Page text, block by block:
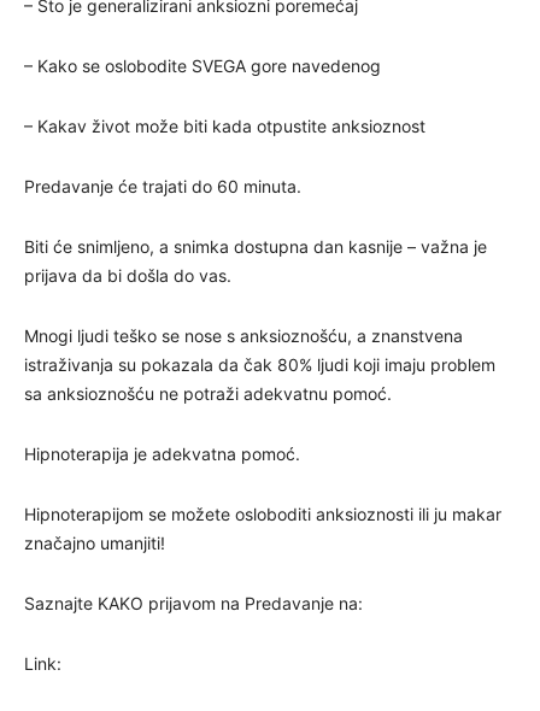
– Što je generalizirani anksiozni poremećaj
– Kako se oslobodite SVEGA gore navedenog
– Kakav život može biti kada otpustite anksioznost
Predavanje će trajati do 60 minuta.
Biti će snimljeno, a snimka dostupna dan kasnije – važna je
prijava da bi došla do vas.
Mnogi ljudi teško se nose s anksioznošću, a znanstvena
istraživanja su pokazala da čak 80% ljudi koji imaju problem
sa anksioznošću ne potraži adekvatnu pomoć.
Hipnoterapija je adekvatna pomoć.
Hipnoterapijom se možete osloboditi anksioznosti ili ju makar
značajno umanjiti!
Saznajte KAKO prijavom na Predavanje na:
Link: